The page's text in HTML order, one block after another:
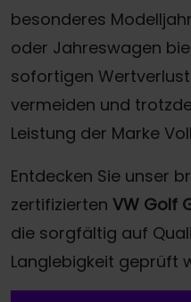
besonderes
oder Jahreswagen
sofortigen
vermeiden und
Leistung der Marke
Entdecken Sie unser
zertifizierten VW Golf
die sorgfältig auf
Langlebigkeit geprüft